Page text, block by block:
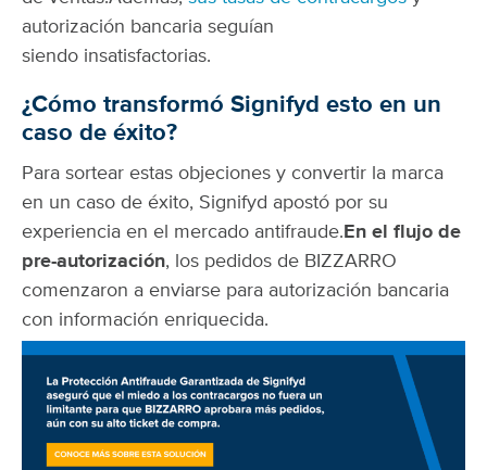
autorización bancaria seguían
siendo insatisfactorias.
¿Cómo transformó Signifyd esto en un
caso de éxito?
Para sortear estas objeciones y convertir la marca
en un caso de éxito, Signifyd apostó por su
experiencia en el mercado antifraude. En el flujo de
pre-autorización, los pedidos de BIZZARRO
comenzaron a enviarse para autorización bancaria
con información enriquecida.